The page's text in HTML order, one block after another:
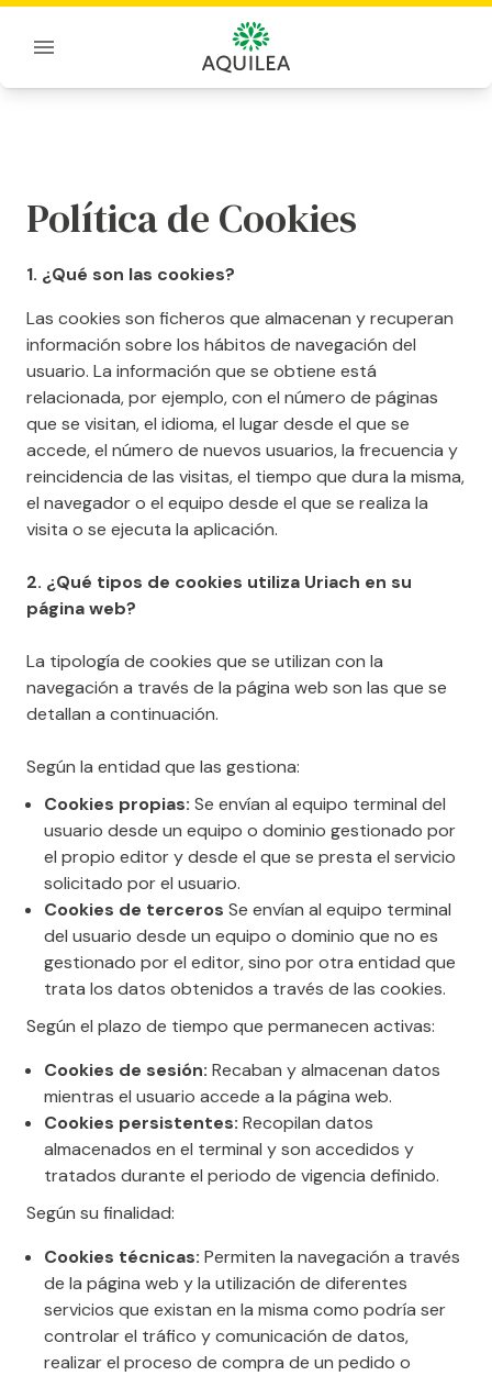
Política de Cookies
Política de Cookies
1. ¿Qué son las cookies?
Las cookies son ficheros que almacenan y recuperan
información sobre los hábitos de navegación del
usuario. La información que se obtiene está
relacionada, por ejemplo, con el número de páginas
que se visitan, el idioma, el lugar desde el que se
accede, el número de nuevos usuarios, la frecuencia y
reincidencia de las visitas, el tiempo que dura la misma,
el navegador o el equipo desde el que se realiza la
visita o se ejecuta la aplicación.
2. ¿Qué tipos de cookies utiliza Uriach en su
página web?
La tipología de cookies que se utilizan con la
navegación a través de la página web son las que se
detallan a continuación.
Según la entidad que las gestiona:
Cookies propias: Se envían al equipo terminal del
usuario desde un equipo o dominio gestionado por
el propio editor y desde el que se presta el servicio
solicitado por el usuario.
Cookies de terceros Se envían al equipo terminal
del usuario desde un equipo o dominio que no es
gestionado por el editor, sino por otra entidad que
trata los datos obtenidos a través de las cookies.
Según el plazo de tiempo que permanecen activas:
Cookies de sesión: Recaban y almacenan datos
mientras el usuario accede a la página web.
Cookies persistentes: Recopilan datos
almacenados en el terminal y son accedidos y
tratados durante el periodo de vigencia definido.
Según su finalidad:
Cookies técnicas: Permiten la navegación a través
de la página web y la utilización de diferentes
servicios que existan en la misma como podría ser
controlar el tráfico y comunicación de datos,
realizar el proceso de compra de un pedido o